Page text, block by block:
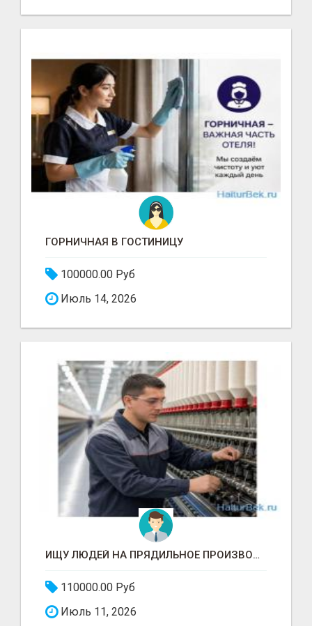
ГОРНИЧНАЯ В ГОСТИНИЦУ
100000.00 Руб
Июль 14, 2026
ИЩУ ЛЮДЕЙ НА ПРЯДИЛЬНОЕ ПРОИЗВОДСТВО В ЖИЛИНО-2 (ЛЮБЕРЦЫ), ФАБРИКА «ПЕХОРСКИЙ ТЕКСТИЛЬ»
110000.00 Руб
Июль 11, 2026